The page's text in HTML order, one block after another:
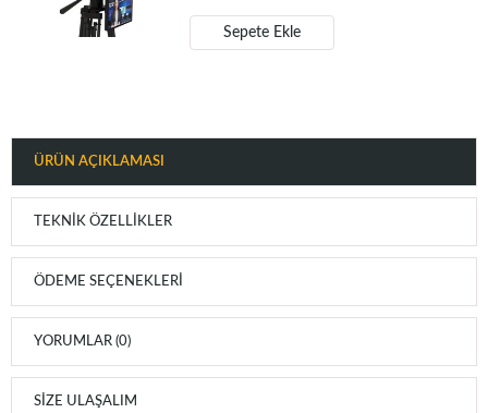
Sepete Ekle
ÜRÜN AÇIKLAMASI
TEKNIK ÖZELLIKLER
ÖDEME SEÇENEKLERI
YORUMLAR (0)
SIZE ULAŞALIM